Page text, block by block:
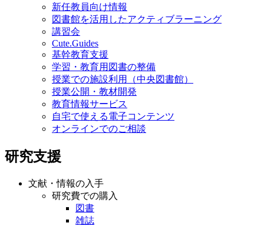
新任教員向け情報
図書館を活用したアクティブラーニング
講習会
Cute.Guides
基幹教育支援
学習・教育用図書の整備
授業での施設利用（中央図書館）
授業公開・教材開発
教育情報サービス
自宅で使える電子コンテンツ
オンラインでのご相談
研究支援
文献・情報の入手
研究費での購入
図書
雑誌